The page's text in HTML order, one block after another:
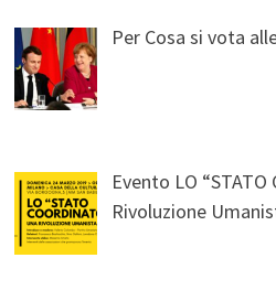
Per Cosa si vota
Evento LO “STATO
Rivoluzione